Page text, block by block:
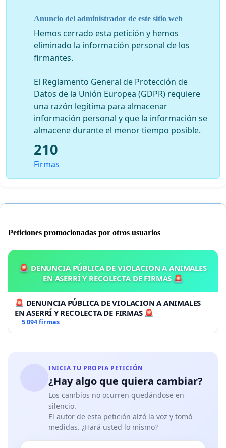
derecho ambiental,
2. El compromiso de los Estados de aplicar
efectivamente la democracia ambiental, tal como es
definida por el principio 10 de la Declaración de Rio de
participación y al acceso a la justicia, sea ratificando los
instrumentos convencionales existentes en este tema,
sea creando nuevas convenciones regionales o
mundiales,
ratificar o adherirse a las convenciones de protección
del ambiente mundiales y regionales, ya estén o no en
vigor,
III.
Convocamos a los Estados a comprometerse con
las negociaciones que deben conducir a una verdadera
gobernanza mundial sobre el ambiente:
1. Por medio de la invitación enviada a la Asamblea
General y al Consejo de Seguridad de Naciones Unidas
a fin de extender al ambiente las competencias del
2. Mediante la creación de una Organización Mundial
del Ambiente (OMA), institución especializada de las
Unidas que agrupe a todos los Estados con nuevas
misiones, dotada de medios importantes y capaz de
reforzar las acciones emprendidas por el Programa de
Anuncio del administrador de este sitio web
Hemos cerrado esta petición y hemos
eliminado la información personal de los
firmantes.
El Reglamento General de Protección de
Datos de la Unión Europea (GDPR) requiere
una razón legítima para almacenar
información personal y que la información se
almacene durante el menor tiempo posible.
210
Firmas
Peticiones promocionadas por otros usuarios
🚨 DENUNCIA PÚBLICA DE VIOLACION A ANIMALES
EN ASERRÍ Y RECOLECTA DE FIRMAS 🚨
🚨 DENUNCIA PÚBLICA DE VIOLACION A ANIMALES
EN ASERRÍ Y RECOLECTA DE FIRMAS 🚨
5 094 firmas
INICIA TU PROPIA PETICIÓN
¿Hay algo que quiera cambiar?
Los cambios no ocurren quedándose en
silencio.
El autor de esta petición alzó la voz y tomó
medidas. ¿Hará usted lo mismo?